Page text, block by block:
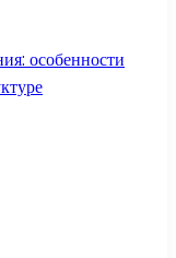
особенности